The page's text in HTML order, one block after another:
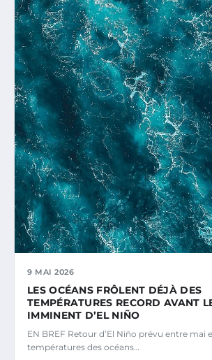
9 MAI 2026
LES OCÉANS FRÔLENT DÉJÀ DES
TEMPÉRATURES RECORD AVANT
IMMINENT D’EL NIÑO
EN BREF Retour d’El Niño prévu entre mai
températures des océans…